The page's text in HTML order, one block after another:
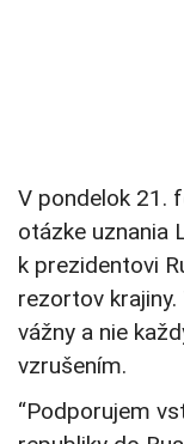
V pondelok 21.
otázke uznania
k prezidentovi
rezortov
vážny a nie
vzrušením.
“Podporujem